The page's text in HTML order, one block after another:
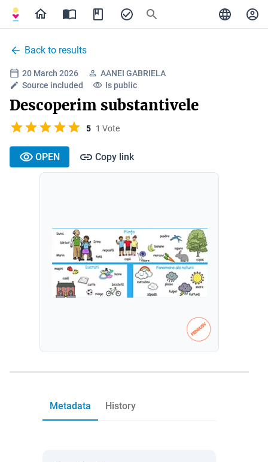
Back to results
20 March 2026
AANEI GABRIELA
Source included
Is public
Descoperim substantivele
5 1 Vote
OPEN Copy link
Metadata History